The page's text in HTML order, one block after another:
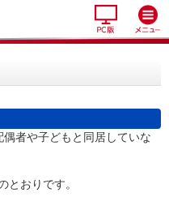
者や子どもと同居していな
とおりです。